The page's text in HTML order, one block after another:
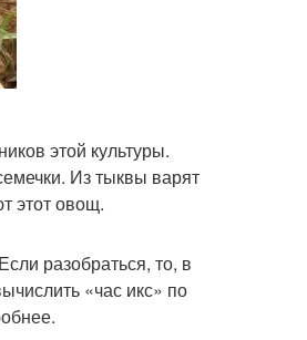
этой культуры.
Из тыквы варят
этот овощ.
разобраться, то, в
«час икс» по